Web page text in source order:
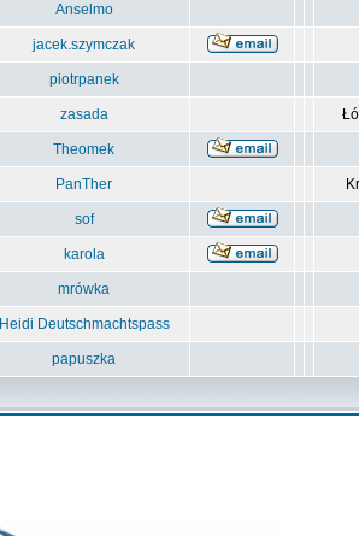
Anselmo
jacek.szymczak
piotrpanek
zasada
Theomek
PanTher
sof
karola
mrówka
Heidi Deutschmachtspass
papuszka